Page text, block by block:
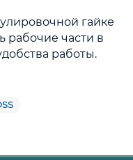
гайке
рабочие части в
работы.